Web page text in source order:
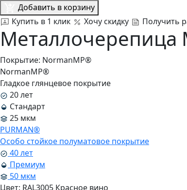
Добавить в корзину
Купить в 1 клик
Хочу скидку Получить
Металлочерепица
Покрытие: NormanMP®
NormanMP®
Гладкое глянцевое покрытие
20 лет
Стандарт
25 мкм
PURMAN®
Особо стойкое полуматовое покрытие
40 лет
Премиум
50 мкм
Цвет: RAL3005 Красное вино